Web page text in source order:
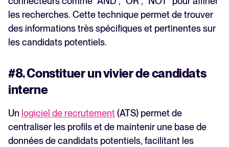
les recherches. Cette technique permet de trouver
des informations très spécifiques et pertinentes sur
les candidats potentiels.
#8. Constituer un vivier de candidats
interne
Un logiciel de recrutement(ATS) permet de
centraliser les profils et de maintenir une base de
données de candidats potentiels, facilitant les